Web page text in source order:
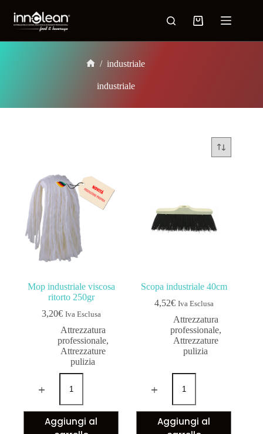
/ industriale
industriale
Mop industriale viscosa
ritorto 250gr
3,20€ Iva Esclusa
Attrezzatura
professionale,
Attrezzature
pulizia
Aggiungi al
Scopa industriale 40cm
4,52€ Iva Esclusa
Attrezzatura
professionale,
Attrezzature
pulizia
Aggiungi al